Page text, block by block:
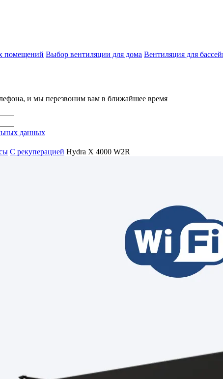
помещений Выбор вентиляции для дома Вентиляция для
и мы перезвоним вам в ближайшее время
данных
С рекуперацией Hydra X 4000 W2R